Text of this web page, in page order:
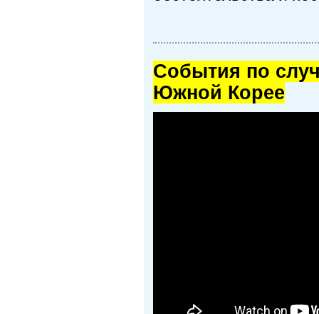
Cобытия по
Южной Корее